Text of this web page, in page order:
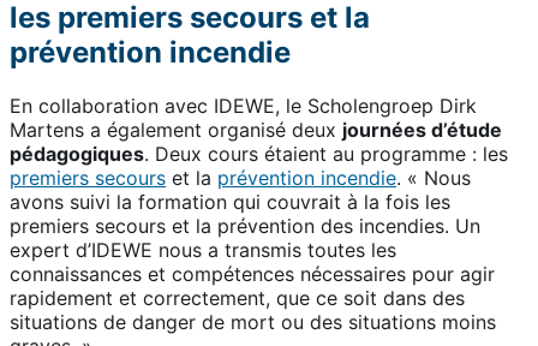
les premiers secours et la
prévention incendie
En collaboration avec IDEWE, le Scholengroep Dirk
Martens a également organisé deux journées d’étude
pédagogiques. Deux cours étaient au programme : les
premiers secours et la prévention incendie. « Nous
avons suivi la formation qui couvrait à la fois les
premiers secours et la prévention des incendies. Un
expert d’IDEWE nous a transmis toutes les
connaissances et compétences nécessaires pour agir
rapidement et correctement, que ce soit dans des
situations de danger de mort ou des situations moins